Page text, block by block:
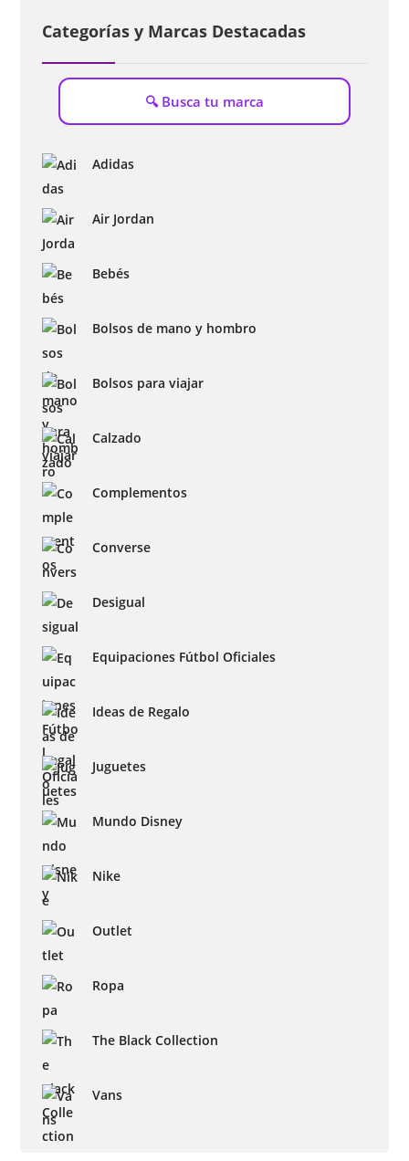
Categorías y Marcas Destacadas
Adidas
Air Jordan
Bebés
Bolsos de mano y hombro
Bolsos para viajar
Calzado
Complementos
Converse
Desigual
Equipaciones Fútbol Oficiales
Ideas de Regalo
Juguetes
Mundo Disney
Nike
Outlet
Ropa
The Black Collection
Vans